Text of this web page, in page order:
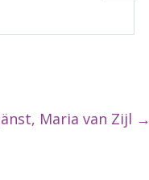
Maria van Zijl →